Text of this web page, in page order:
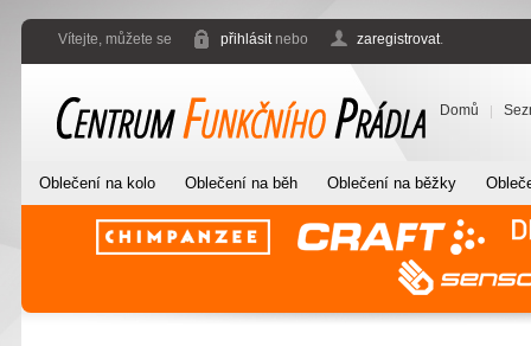
Vítejte, můžete se přihlásitnebo zaregistrovat.
Domů
Oblečení na kolo Oblečení na běh Oblečení na běžky